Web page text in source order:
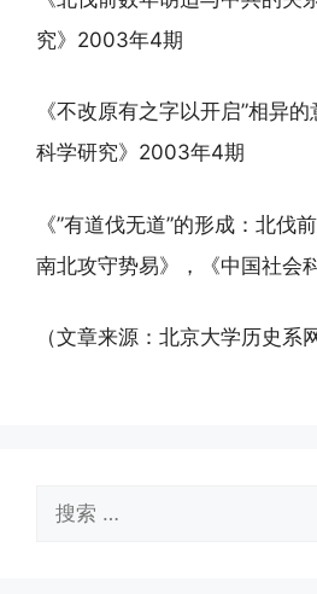
究》2003年4期
《不改原有之字以开启”相异
科学研究》2003年4期
《”有道伐无道”的形成：北伐
南北攻守势易》，《中国社会
（文章来源：北京大学历史系